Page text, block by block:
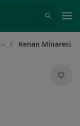
Şehir değiştir
Kenan Minareci